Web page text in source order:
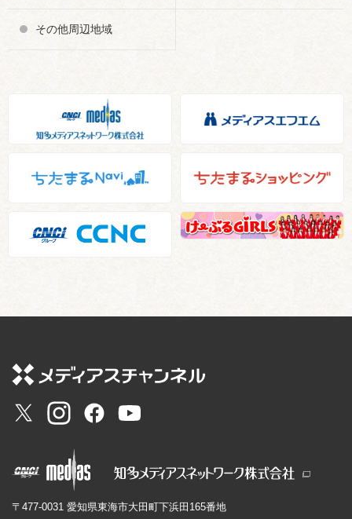
その他周辺地域
〒477-0031 愛知県東海市大田町下浜田165番地